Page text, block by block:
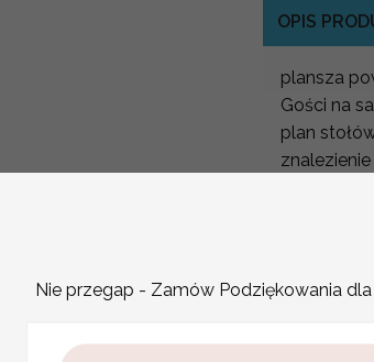
OPIS
plansza
Gości na
plan
Plan
Plan
Powitalna
Aby
Nie przegap - Zamów Podziękowania